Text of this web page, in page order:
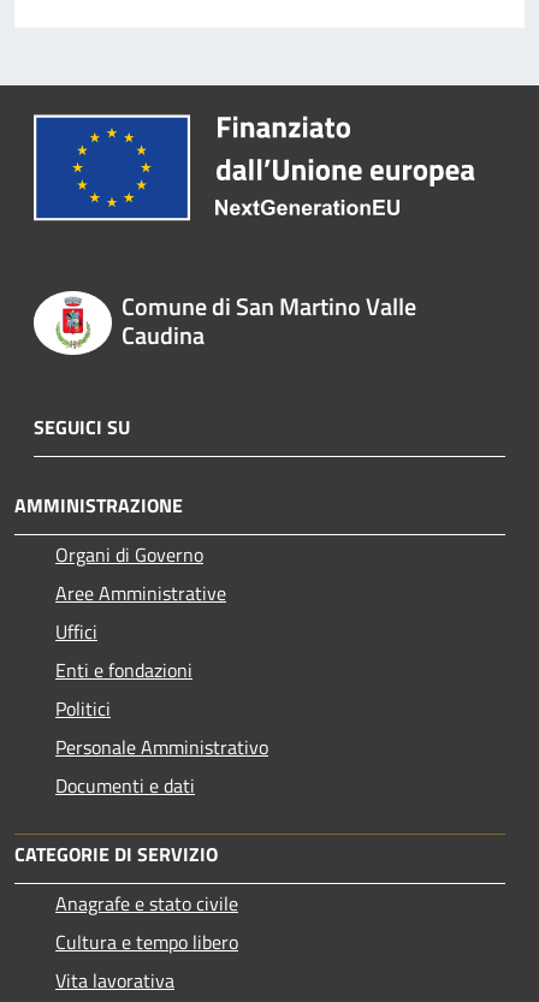
Comune di San Martino Valle
Caudina
SEGUICI SU
AMMINISTRAZIONE
Organi di Governo
Aree Amministrative
Uffici
Enti e fondazioni
Politici
Personale Amministrativo
Documenti e dati
CATEGORIE DI SERVIZIO
Anagrafe e stato civile
Cultura e tempo libero
Vita lavorativa